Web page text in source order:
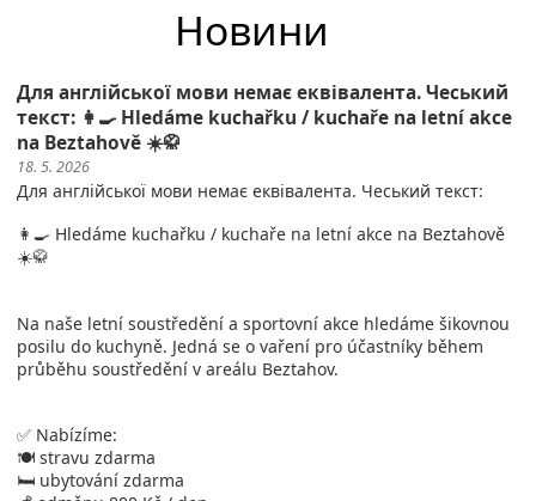
Новини
Для англійської мови немає еквівалента. Чеський
текст: 👩‍🍳 Hledáme kuchařku / kuchaře na letní akce
na Beztahově ☀️🥋
18. 5. 2026
Для англійської мови немає еквівалента. Чеський текст:
👩‍🍳 Hledáme kuchařku / kuchaře na letní akce na Beztahově
☀️🥋
Na naše letní soustředění a sportovní akce hledáme šikovnou
posilu do kuchyně. Jedná se o vaření pro účastníky během
průběhu soustředění v areálu Beztahov.
✅ Nabízíme:
🍽️ stravu zdarma
🛏️ ubytování zdarma